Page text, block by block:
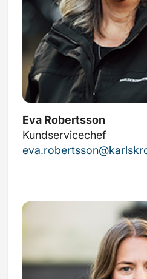
Eva Robertsson
Kundservicechef